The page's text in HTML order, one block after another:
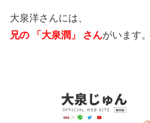
大泉洋さんには、
兄の 「大泉潤」 さんがいます。